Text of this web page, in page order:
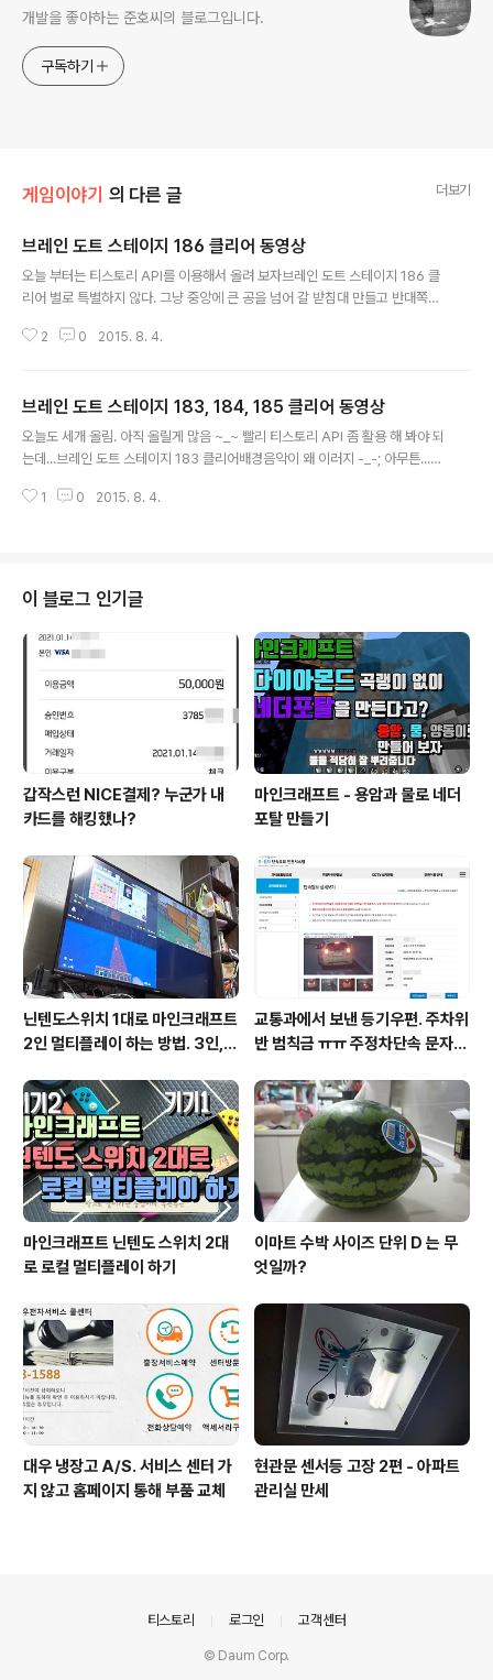
개발을 좋아하는 준호씨의 블로그입니다.
구독하기
게임이야기 의 다른 글 더보기
브레인 도트 스테이지 186 클리어 동영상
오늘 부터는 티스토리 API를 이용해서 올려 보자브레인 도트 스테이지 186 클
리어 별로 특별하지 않다. 그냥 중앙에 큰 공을 넘어 갈 받침대 만들고 반대쪽으
2 0 2015. 8. 4.
브레인 도트 스테이지 183, 184, 185 클리어 동영상
오늘도 세개 올림. 아직 올릴게 많음 ~_~ 빨리 티스토리 API 좀 활용 해 봐야 되
는데...브레인 도트 스테이지 183 클리어배경음악이 왜 이러지 -_-; 아무튼...간
브레인 도트 스테이지 184 클리어쓰러지면서 오른쪽에 다리를 놔 줄 수 있는
1 0 2015. 8. 4.
이 블로그 인기글
갑작스런 NICE결제? 누군가 내
카드를 해킹했나?
마인크래프트 - 용암과 물로 네더
포탈 만들기
닌텐도스위치 1대로 마인크래프트
2인 멀티플레이 하는 방법. 3인, 4
교통과에서 보낸 등기우편. 주차위
반 범칙금 ㅠㅠ 주정차단속 문자알
마인크래프트 닌텐도 스위치 2대
로 로컬 멀티플레이 하기
이마트 수박 사이즈 단위 D 는 무
엇일까?
대우 냉장고 A/S. 서비스 센터 가
지 않고 홈페이지 통해 부품 교체
현관문 센서등 고장 2편 - 아파트
관리실 만세
티스토리 로그인 고객센터
© Daum Corp.